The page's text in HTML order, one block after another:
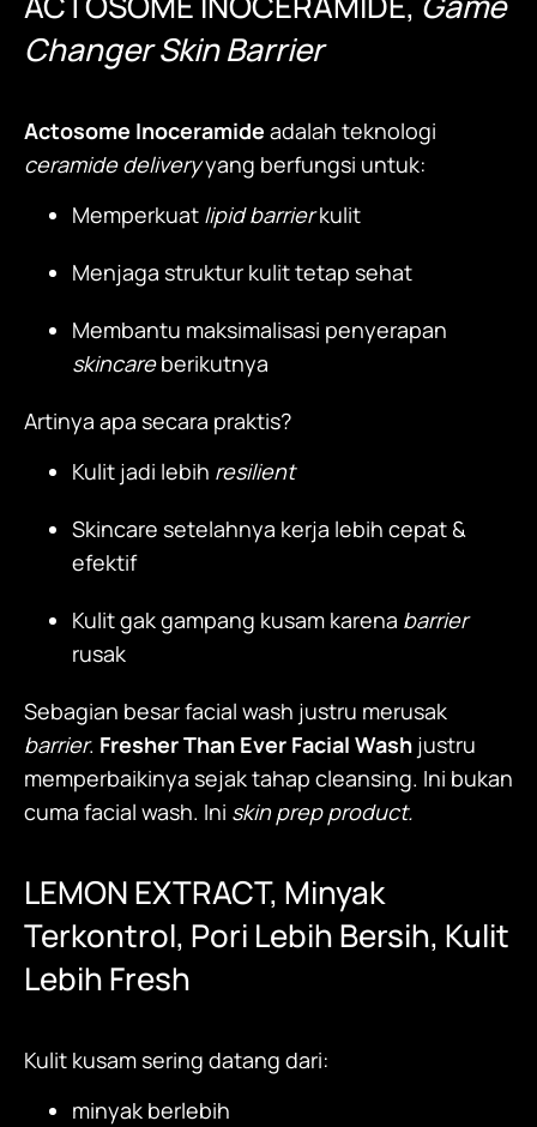
Changer Skin Barrier
Actosome Inoceramide adalah teknologi
ceramide deliveryyang berfungsi untuk:
Memperkuat lipid barrierkulit
Menjaga struktur kulit tetap sehat
Membantu maksimalisasi penyerapan
skincareberikutnya
Artinya apa secara praktis?
Kulit jadi lebih resilient
Skincare setelahnya kerja lebih cepat &
efektif
Kulit gak gampang kusam karena barrier
rusak
Sebagian besar facial wash justru merusak
barrier. Fresher Than Ever Facial Wash justru
memperbaikinya sejak tahap cleansing. Ini bukan
cuma facial wash. Ini skin prep product.
LEMON EXTRACT, Minyak
Terkontrol, Pori Lebih Bersih, Kulit
Lebih Fresh
Kulit kusam sering datang dari:
minyak berlebih